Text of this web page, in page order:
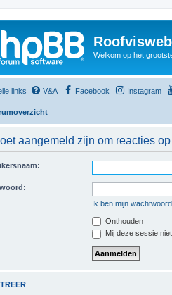
Welkom op het
links V&A Facebook Instagram
aangemeld zijn om reacties
Ik ben mijn
Onthouden
Mij deze sessie